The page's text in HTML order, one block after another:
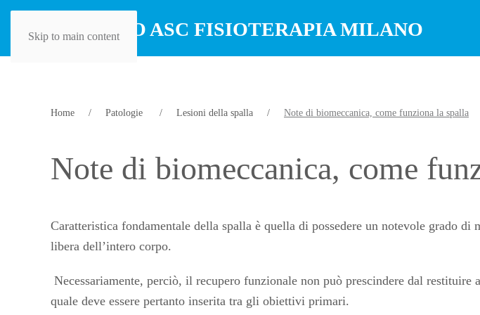
Skip to main content
Home Patologie Lesioni della spalla Note di biomeccanica, come funziona la spalla
Note di biomeccanica, come
Caratteristica fondamentale della spalla è quella di possedere un notevole grado
libera dell’intero corpo.
Necessariamente, perciò, il recupero funzionale non può prescindere dal
quale deve essere pertanto inserita tra gli obiettivi primari.